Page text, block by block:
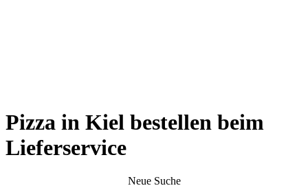
Pizza in Kiel bestellen beim
Lieferservice
Neue Suche